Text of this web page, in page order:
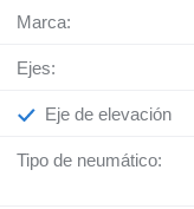
Marca:
Ejes:
Eje de elevación
Tipo de neumático: